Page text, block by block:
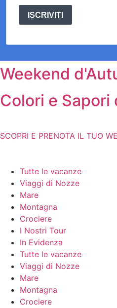
ISCRIVITI
Weekend
Colori e Sapori
SCOPRI E PRENOTA IL TUO
Tutte le vacanze
Viaggi di Nozze
Mare
Montagna
Crociere
I Nostri Tour
In Evidenza
Tutte le vacanze
Viaggi di Nozze
Mare
Montagna
Crociere